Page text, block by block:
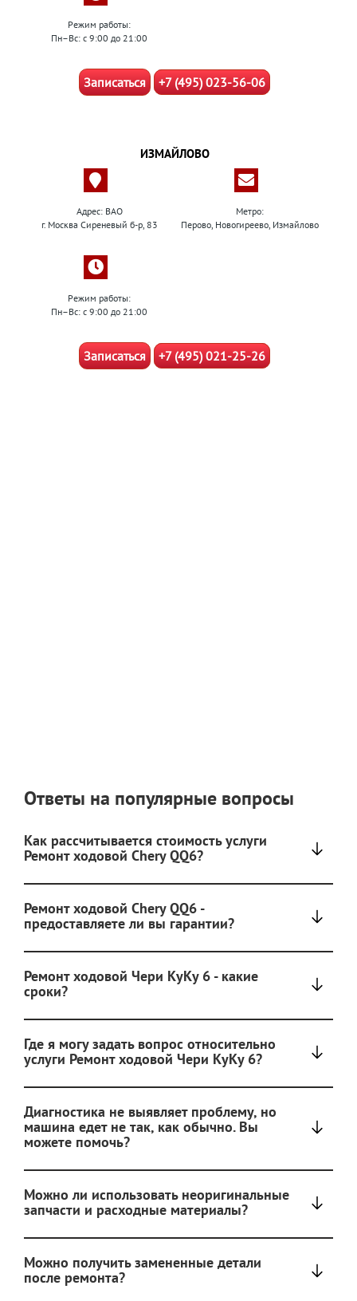
Режим работы:
Пн–Вс: с 9:00 до 21:00
Записаться +7 (495) 023-56-06
ИЗМАЙЛОВО
Адрес: ВАО
г. Москва Сиреневый б-р, 83
Метро:
Перово, Новогиреево, Измайлово
Режим работы:
Пн–Вс: с 9:00 до 21:00
Записаться +7 (495) 021-25-26
Ответы на популярные вопросы
Как рассчитывается стоимость услуги
Ремонт ходовой Chery QQ6?
Ремонт ходовой Chery QQ6 -
предоставляете ли вы гарантии?
Ремонт ходовой Чери КуКу 6 - какие
сроки?
Где я могу задать вопрос относительно
услуги Ремонт ходовой Чери КуКу 6?
Диагностика не выявляет проблему, но
машина едет не так, как обычно. Вы
можете помочь?
Можно ли использовать неоригинальные
запчасти и расходные материалы?
Можно получить замененные детали
после ремонта?